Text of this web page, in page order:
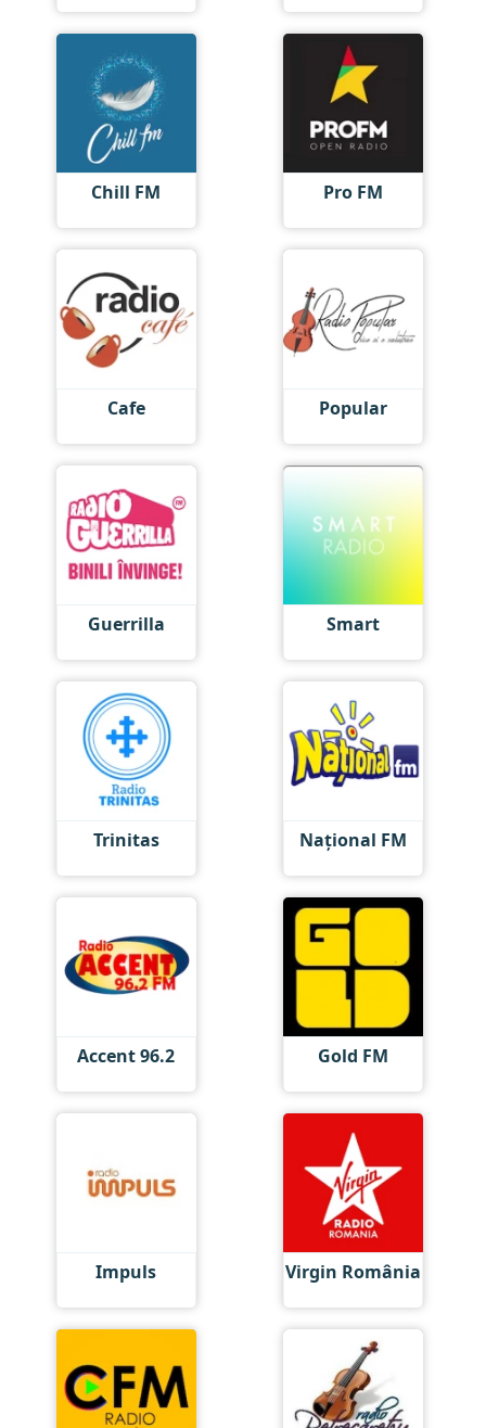
Chill FM Pro FM
Cafe Popular
Guerrilla Smart
Trinitas Național FM
Accent 96.2 Gold FM
Impuls Virgin România